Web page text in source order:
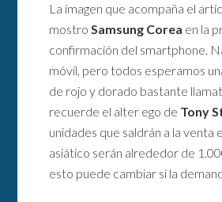
La imagen que acompaña el
mostroSamsung Corea en la
confirmación del smartphone.
móvil, pero todos esperamos
de rojo y dorado bastante
recuerde el alter ego de Tony
unidades que saldrán a la venta
asiático serán alrededor de
esto puede cambiar si la